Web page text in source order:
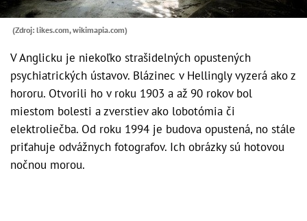
(Zdroj: likes.com, wikimapia.com)
V Anglicku je niekoľko strašidelných opustených
psychiatrických ústavov. Blázinec v Hellingly vyzerá ako z
hororu. Otvorili ho v roku 1903 a až 90 rokov bol
miestom bolesti a zverstiev ako lobotómia či
elektroliečba. Od roku 1994 je budova opustená, no stále
priťahuje odvážnych fotografov. Ich obrázky sú hotovou
nočnou morou.